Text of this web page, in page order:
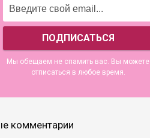
Мы обещаем не спамить вас. Вы можете
отписаться в любое время.
комментарии